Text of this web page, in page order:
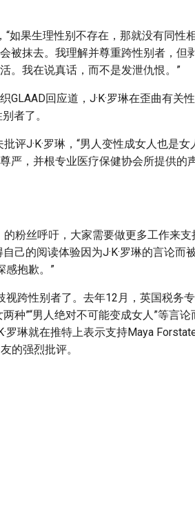
“如果生理性别不存在，那就没有同性
被抹去。我理解并尊重跨性别者，但
。我在说真话，而不是发泄仇恨。”
GLAAD回应道，J·K·罗琳在歪曲有关
者了。
评J·K·罗琳，“男人变性成女人也是
严，并根专业医疗保健协会所提供的
的粉丝呼吁，大家需要做更多工作来
己的阅读体验因为J·K·罗琳的言论而
感抱歉。”
视跨性别者了。去年12月，英国税务
种”“男人绝对不可能变成女人”等言
罗琳就在推特上表示支持Maya
的强烈批评。